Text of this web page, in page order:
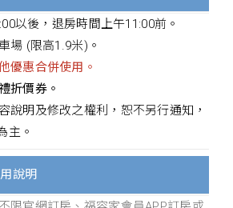
以後，退房時間上午11:00前。
場 (限高1.9米)。
優惠合併使用。
折價券。
說明及修改之權利，恕不另行通知，
主。
說明